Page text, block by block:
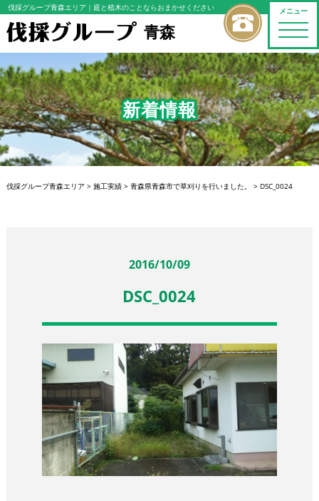
メニュー
toggle
伐採グループ青森エリア ｜庭と植木のことならおまかせください
青森
新着情報
伐採グループ青森エリア > 施工実績> 青森県青森市で草刈りを行いました。 > DSC_0024
2016/10/09
DSC_0024